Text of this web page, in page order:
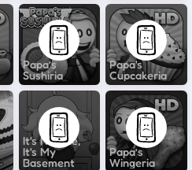
Papa’s
Sushiria
Papa's
Cupcakeria
It's Not Me,
It's My
Basement
Papa’s
Wingeria